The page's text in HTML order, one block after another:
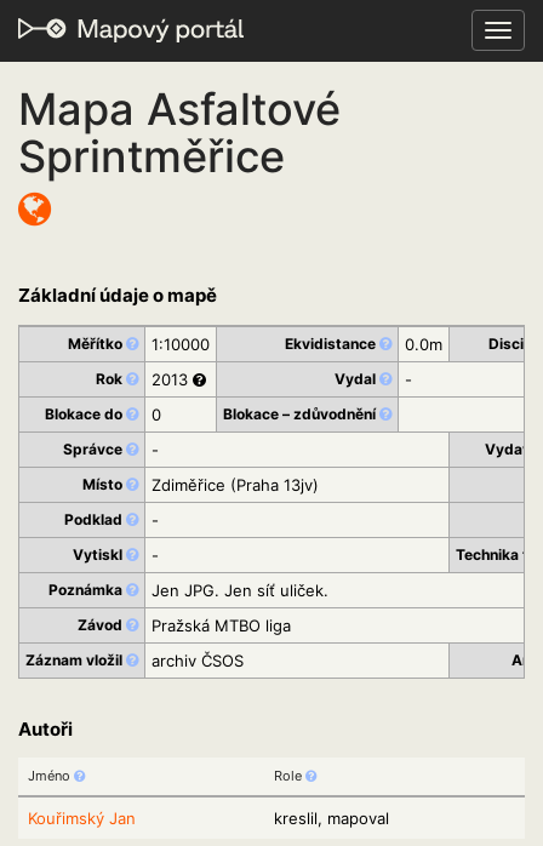
Mapa Asfaltové
Sprintměřice
Základní údaje o mapě
Měřítko 1:10000 Ekvidistance 0.0m
Rok
2013 Vydal -
Blokace do 0
Blokace – zdůvodnění
Správce
-
Místo
Zdiměřice (Praha 13jv)
Podklad
-
Vytiskl
-
Technika
Poznámka
Jen JPG. Jen síť uliček.
Závod Pražská MTBO liga
Záznam vložil archiv ČSOS
Autoři
Jméno Role
Kouřimský Jan kreslil, mapoval